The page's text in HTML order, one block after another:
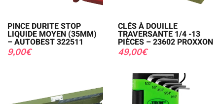
PINCE DURITE STOP
LIQUIDE MOYEN (35MM)
– AUTOBEST 322511
9,00€
CLÉS À DOUILLE
TRAVERSANTE 1/4 -13
PIÈCES – 23602 PROXXON
49,00€